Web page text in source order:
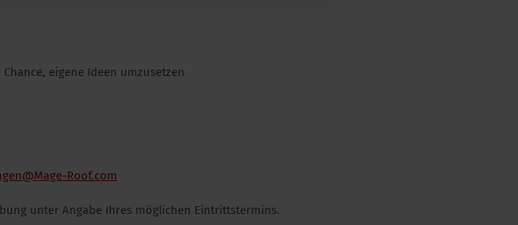
eigene Ideen umzusetzen
Roof.com
unter Angabe Ihres möglichen Eintrittstermins.